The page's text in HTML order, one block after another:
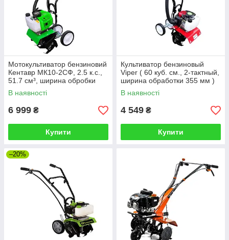
Мотокультиватор бензиновий
Кентавр МК10-2СФ, 2.5 к.с.,
51.7 см³, ширина обробки
160/240 мм
В наявності
6 999 ₴
Купити
Культиватор бензиновый
Viper ( 60 куб. см., 2-тактный,
ширина обработки 355 мм )
В наявності
4 549 ₴
Купити
–20%